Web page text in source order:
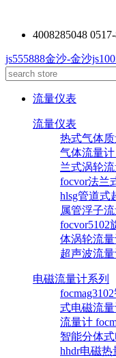
4008285048
js555888金沙-金沙
流量仪表
流量仪表
热式气体
气体流量计
兰式涡轮
focvor法兰
hlsg管道式
属管浮子
focvor5102
体涡轮流
超声波流
电磁流量计系列
式电磁流
流量计
智能分体
hhdr电磁热